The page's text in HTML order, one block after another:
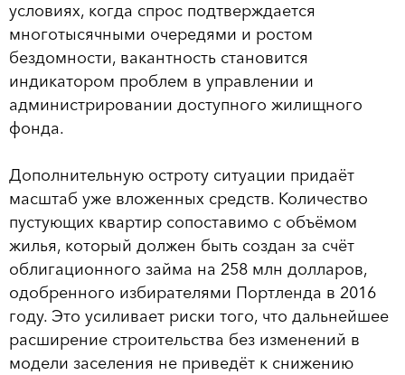
условиях, когда спрос подтверждается
многотысячными очередями и ростом
бездомности, вакантность становится
индикатором проблем в управлении и
администрировании доступного жилищного
фонда.
Дополнительную остроту ситуации придаёт
масштаб уже вложенных средств. Количество
пустующих квартир сопоставимо с объёмом
жилья, который должен быть создан за счёт
облигационного займа на 258 млн долларов,
одобренного избирателями Портленда в 2016
году. Это усиливает риски того, что дальнейшее
расширение строительства без изменений в
модели заселения не приведёт к снижению